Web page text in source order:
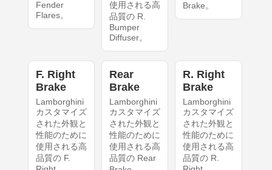
Fender
Flares。
使用される高
品質の R.
Bumper
Diffuser。
Brake。
F. Right
Brake
Lamborghini
カスタマイズ
された外観と
性能のために
使用される高
品質の F.
Rear
Brake
Lamborghini
カスタマイズ
された外観と
性能のために
使用される高
品質の Rear
R. Right
Brake
Lamborghini
カスタマイズ
された外観と
性能のために
使用される高
品質の R.